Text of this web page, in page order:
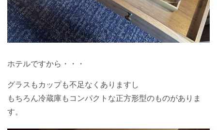
ホテルですから・・・
グラスもカップも不足なくありますし
もちろん冷蔵庫もコンパクトな正方形型のものがありま
す。